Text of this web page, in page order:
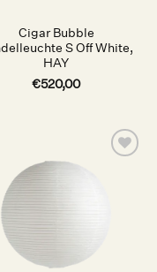
Cigar Bubble
S Off White,
HAY
€520,00